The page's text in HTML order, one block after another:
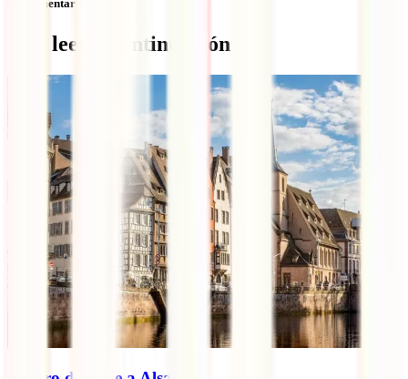
Sin comentarios
Qué leer a continuación